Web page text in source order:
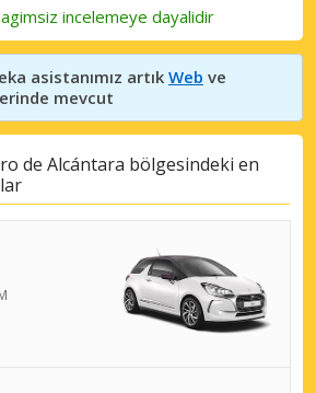
incelemeye dayalidir
asistanımız artıkWeb ve
mevcut
de Alcántara bölgesindeki en